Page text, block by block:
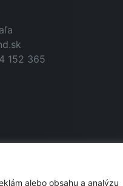
alebo obsahu a analýzu
152 365